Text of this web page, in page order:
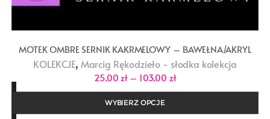
MOTEK OMBRE SERNIK KAKRMELOWY – BAWEŁNA/AKRYL
KOLEKCJE, Marcig Rękodzieło - słodka kolekcja
25,00 zł – 103,00 złZakres
od
do
WYBIERZ OPCJE